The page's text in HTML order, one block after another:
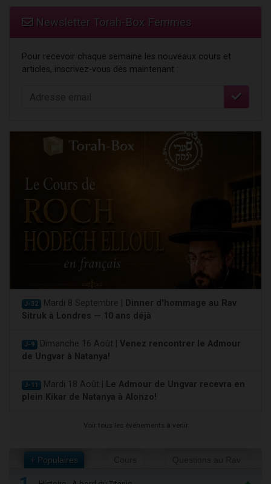
Newsletter Torah-Box Femmes
Pour recevoir chaque semaine les nouveaux cours et
articles, inscrivez-vous dès maintenant :
J-32 Mardi 8 Septembre |
Dinner d'hommage au Rav
Sitruk à Londres — 10 ans déjà
J-9 Dimanche 16 Août | Venez rencontrer le Admour
de Ungvar à Natanya!
J-11 Mardi 18 Août |
Le Admour de Ungvar recevra en
plein Kikar de Natanya à Alonzo!
Voir tous les événements à venir
+ Populaires